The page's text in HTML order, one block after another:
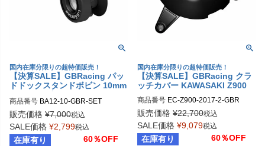
国内在庫分限りの超特価販売！
【決算SALE】GBRacing パッ
ドドックスタンドボビン 10mm
商品番号 BA12-10-GBR-SET
gbr_BA12-10-GBR-SET
販売価格 ¥7,000税込
SALE価格 ¥2,799税込
在庫有り 60％OFF
国内在庫分限りの超特価販売！
【決算SALE】GBRacing クラ
ッチカバー KAWASAKI Z900
商品番号 EC-Z900-2017-2-GBR
gbr_EC-Z900-2017-2-GBR
販売価格 ¥22,700税込
SALE価格 ¥9,079税込
在庫有り 60％OFF